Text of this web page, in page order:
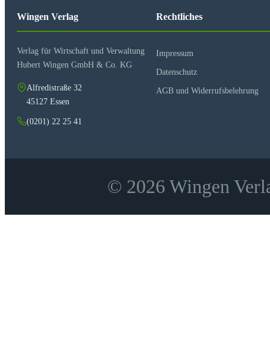
Fußböden
Innenwandverkleidungen
Fenster, Türen, Zargen
Bauhilfsstoffe
Wasserversorgung
Elektroinstallationen
Wingen Verlag
Verlag für Wirtschaft und Verwaltung
Hubert Wingen GmbH & Co. KG
Alfredistraße 32
45127 Essen
(0201) 22 25 41
Rechtliches
Impressum
Datenschutz
AGB und Widerrufsbelehrung
© 2026 Wingen